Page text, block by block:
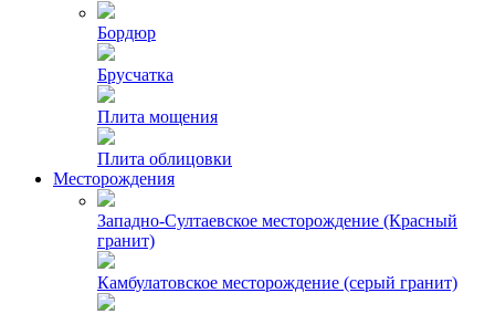
Бордюр
Брусчатка
Плита мощения
Плита облицовки
Месторождения
Западно-Султаевское месторождение (Красный
гранит)
Камбулатовское месторождение (cерый гранит)